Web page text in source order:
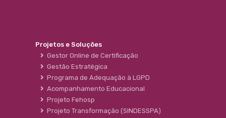
Projetos e Soluções
Gestor Online de Certificação
Gestão Estratégica
Programa de Adequação à LGPD
Acompanhamento Educacional
Projeto Fehosp
Projeto Transformação (SINDESSPA)